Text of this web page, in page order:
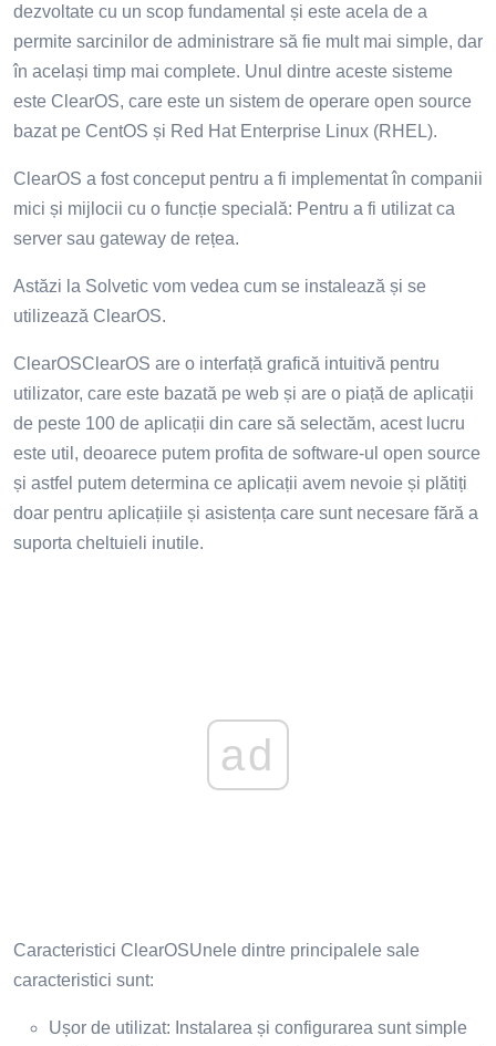
dezvoltate cu un scop fundamental și este acela de a
permite sarcinilor de administrare să fie mult mai simple, dar
în același timp mai complete. Unul dintre aceste sisteme
este ClearOS, care este un sistem de operare open source
bazat pe CentOS și Red Hat Enterprise Linux (RHEL).
ClearOS a fost conceput pentru a fi implementat în companii
mici și mijlocii cu o funcție specială: Pentru a fi utilizat ca
server sau gateway de rețea.
Astăzi la Solvetic vom vedea cum se instalează și se
utilizează ClearOS.
ClearOSClearOS are o interfață grafică intuitivă pentru
utilizator, care este bazată pe web și are o piață de aplicații
de peste 100 de aplicații din care să selectăm, acest lucru
este util, deoarece putem profita de software-ul open source
și astfel putem determina ce aplicații avem nevoie și plătiți
doar pentru aplicațiile și asistența care sunt necesare fără a
suporta cheltuieli inutile.
ad
Caracteristici ClearOSUnele dintre principalele sale
caracteristici sunt:
Ușor de utilizat: Instalarea și configurarea sunt simple